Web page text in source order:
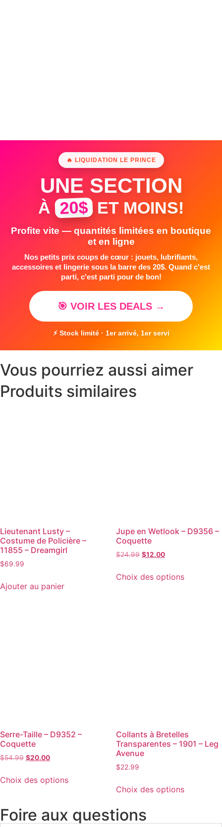
🔥 LIQUIDATION LE PRINCE
UNE SECTION
À 20$ ET MOINS!
Profite vite — quantités limitées en boutique
et en ligne
Nos petits prix coups de cœur : jouets, lubrifiants,
accessoires et lingerie sous la barre des 20$. Quand c'est
parti, c'est parti pour de bon!
🎯 VOIR LES DEALS →
⚡ Stock limité · 1er arrivé, 1er servi
Vous pourriez aussi aimer
Produits similaires
Lieutenant Lusty –
Costume de Policière –
11855 – Dreamgirl
$69.99
Ajouter au panier
Jupe en Wetlook – D9356 –
Coquette
$24.99 $12.00
Choix des options
Serre-Taille – D9352 –
Coquette
$54.99 $20.00
Choix des options
Collants à Bretelles
Transparentes – 1901 – Leg
Avenue
$22.99
Choix des options
Foire aux questions